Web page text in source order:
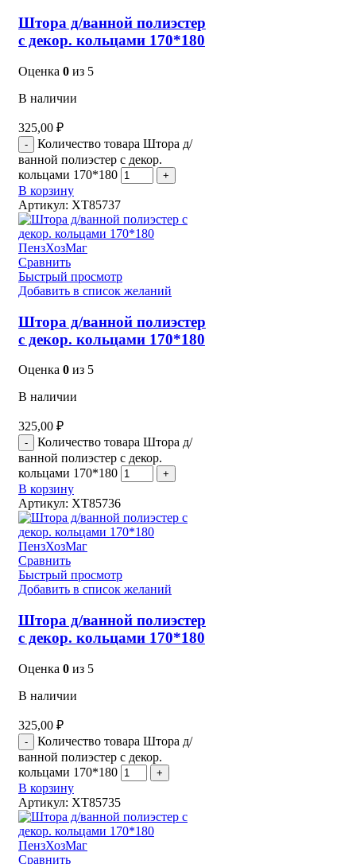
Штора д/ванной полиэстер
с декор. кольцами 170*180
Оценка 0 из 5
В наличии
325,00 ₽
Количество товара Штора д/
ванной полиэстер с декор.
кольцами 170*180
В корзину
Артикул: XT85737
Сравнить
Быстрый просмотр
Добавить в список желаний
Штора д/ванной полиэстер
с декор. кольцами 170*180
Оценка 0 из 5
В наличии
325,00 ₽
Количество товара Штора д/
ванной полиэстер с декор.
кольцами 170*180
В корзину
Артикул: XT85736
Сравнить
Быстрый просмотр
Добавить в список желаний
Штора д/ванной полиэстер
с декор. кольцами 170*180
Оценка 0 из 5
В наличии
325,00 ₽
Количество товара Штора д/
ванной полиэстер с декор.
кольцами 170*180
В корзину
Артикул: XT85735
Сравнить